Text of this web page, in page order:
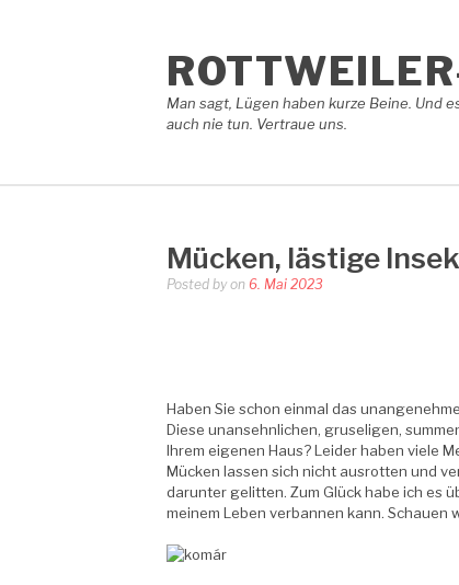
Man sagt, Lügen haben kurze Beine. Und
auch nie tun. Vertraue uns.
Mücken, lästige
Posted by on 6. Mai 2023
Haben Sie schon einmal das
Diese unansehnlichen, gruseligen,
Ihrem eigenen Haus? Leider haben viele
Mücken lassen sich nicht ausrotten und
darunter gelitten. Zum Glück habe ich es
meinem Leben verbannen kann. Schauen